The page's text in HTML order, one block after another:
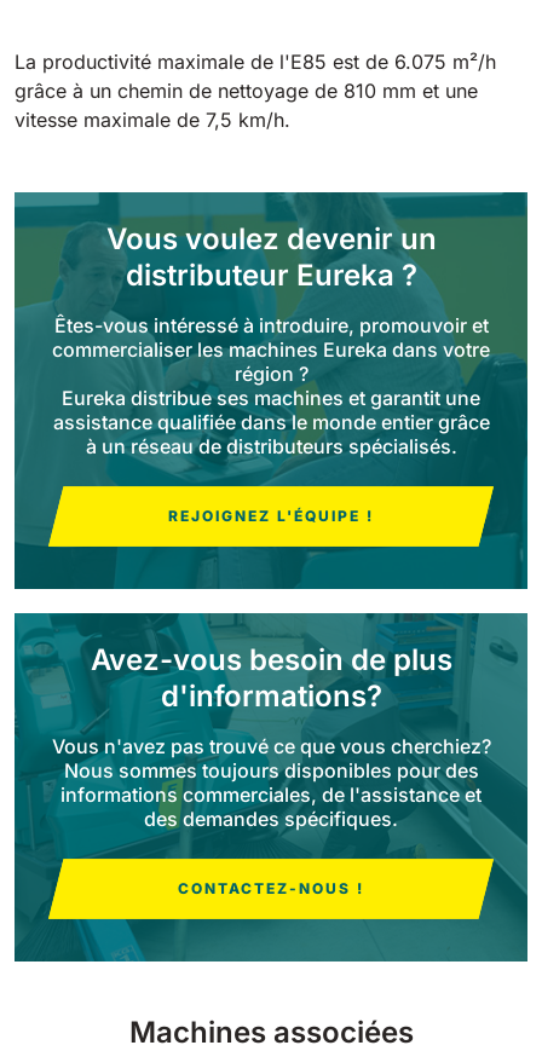
550 mm 2200 m²/h
E61
2625 m²/h
710 mm 3195 m²/h
Autolaveuses autoportées
Voir tous
650 mm 3900 m²/h
E75
E83
Rider 1201
Rider Lift
1200 mm 7865 m²/h
Xtrema
1400 mm 12600 m²/h
Magnum
1570 mm 18840 m²/h
Bull 200
2100 mm 29400 m²/h
La productivité maximale de l'E85 est de 6.075 m²/h
grâce à un chemin de nettoyage de 810 mm et une
vitesse maximale de 7,5 km/h.
Vous voulez devenir un
distributeur Eureka ?
Êtes-vous intéressé à introduire, promouvoir et
commercialiser les machines Eureka dans votre
région ?
Eureka distribue ses machines et garantit une
assistance qualifiée dans le monde entier grâce
à un réseau de distributeurs spécialisés.
REJOIGNEZ L'ÉQUIPE !
Avez-vous besoin de plus
d'informations?
Vous n'avez pas trouvé ce que vous cherchiez?
Nous sommes toujours disponibles pour des
informations commerciales, de l'assistance et
des demandes spécifiques.
CONTACTEZ-NOUS !
Machines associées